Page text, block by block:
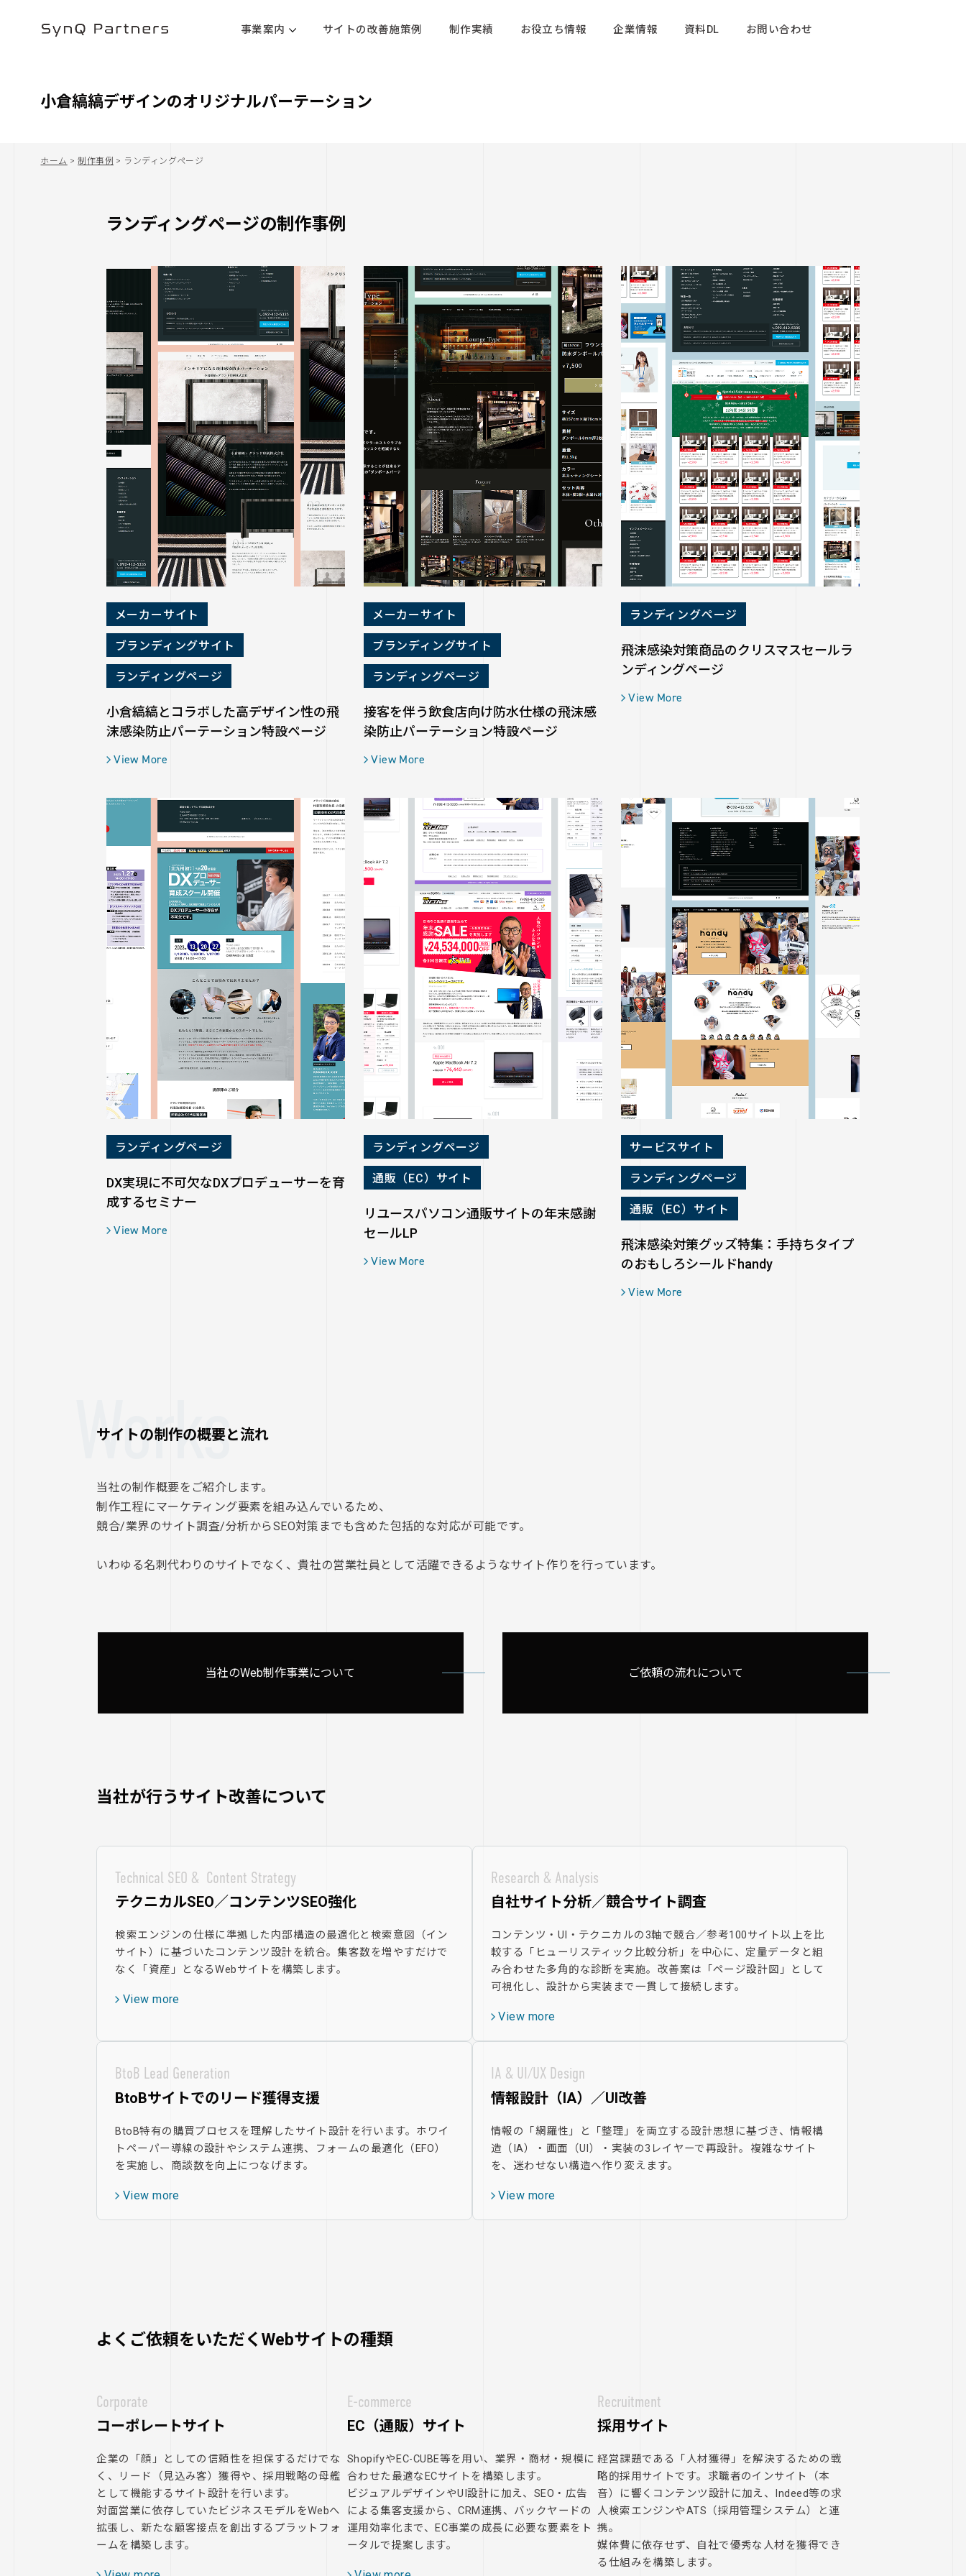
事業案内 サイトの改善施策例 制作実績 お役立ち情報 企業情報 資料DL お問い合わせ
小倉縞縞デザインのオリジナルパーテーション
ホーム >制作事例 > ランディングページ
ランディングページの制作事例
メーカーサイト
ブランディングサイト
ランディングページ
小倉縞縞とコラボした高デザイン性の飛
沫感染防止パーテーション特設ページ
View More
メーカーサイト
ブランディングサイト
ランディングページ
接客を伴う飲食店向け防水仕様の飛沫感
染防止パーテーション特設ページ
View More
ランディングページ
飛沫感染対策商品のクリスマスセールラ
ンディングページ
View More
ランディングページ
DX実現に不可欠なDXプロデューサーを育
成するセミナー
View More
ランディングページ
通販（EC）サイト
リユースパソコン通販サイトの年末感謝
セールLP
View More
サービスサイト
ランディングページ
通販（EC）サイト
飛沫感染対策グッズ特集：手持ちタイプ
のおもしろシールドhandy
View More
Works
サイトの制作の概要と流れ
当社の制作概要をご紹介します。
制作工程にマーケティング要素を組み込んでいるため、
競合/業界のサイト調査/分析からSEO対策までも含めた包括的な対応が可能です。
いわゆる名刺代わりのサイトでなく、貴社の営業社員として活躍できるようなサイト作りを行っています。
当社のWeb制作事業について ご依頼の流れについて
当社が行うサイト改善について
Technical SEO & Content Strategy
テクニカルSEO／コンテンツSEO強化
検索エンジンの仕様に準拠した内部構造の最適化と検索意図（イン
サイト）に基づいたコンテンツ設計を統合。集客数を増やすだけで
なく「資産」となるWebサイトを構築します。
View more
Research & Analysis
自社サイト分析／競合サイト調査
コンテンツ・UI・テクニカルの3軸で競合／参考100サイト以上を比
較する「ヒューリスティック比較分析」を中心に、定量データと組
み合わせた多角的な診断を実施。改善案は「ページ設計図」として
可視化し、設計から実装まで一貫して接続します。
View more
BtoB Lead Generation
BtoBサイトでのリード獲得支援
BtoB特有の購買プロセスを理解したサイト設計を行います。ホワイ
トペーパー導線の設計やシステム連携、フォームの最適化（EFO）
を実施し、商談数を向上につなげます。
View more
IA & UI/UX Design
情報設計（IA）／UI改善
情報の「網羅性」と「整理」を両立する設計思想に基づき、情報構
造（IA）・画面（UI）・実装の3レイヤーで再設計。複雑なサイト
を、迷わせない構造へ作り変えます。
View more
よくご依頼をいただくWebサイトの種類
Corporate
コーポレートサイト
企業の「顔」としての信頼性を担保するだけでな
く、リード（見込み客）獲得や、採用戦略の母艦
として機能するサイト設計を行います。
対面営業に依存していたビジネスモデルをWebへ
拡張し、新たな顧客接点を創出するプラットフォ
ームを構築します。
E-commerce
EC（通販）サイト
ShopifyやEC-CUBE等を用い、業界・商材・規模に
合わせた最適なECサイトを構築します。
ビジュアルデザインやUI設計に加え、SEO・広告
による集客支援から、CRM連携、バックヤードの
運用効率化まで、EC事業の成長に必要な要素をト
ータルで提案します。
Recruitment
採用サイト
経営課題である「人材獲得」を解決するための戦
略的採用サイトです。求職者のインサイト（本
音）に響くコンテンツ設計に加え、Indeed等の求
人検索エンジンやATS（採用管理システム）と連
携。
媒体費に依存せず、自社で優秀な人材を獲得でき
る仕組みを構築します。